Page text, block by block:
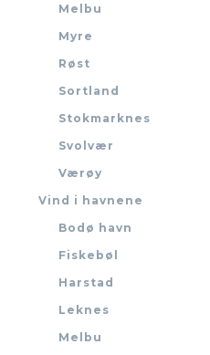
Melbu
Myre
Røst
Sortland
Stokmarknes
Svolvær
Værøy
Vind i havnene
Bodø havn
Fiskebøl
Harstad
Leknes
Melbu